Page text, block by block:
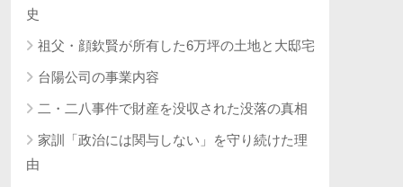
史
祖父・顔欽賢が所有した6万坪の土地と大邸宅
台陽公司の事業内容
二・二八事件で財産を没収された没落の真相
家訓「政治には関与しない」を守り続けた理
由